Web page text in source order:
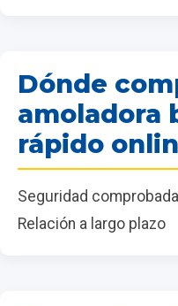
Dónde
amoladora
rápido
Seguridad
Relación a largo plazo